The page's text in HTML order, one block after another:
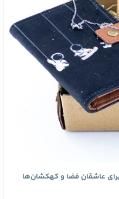
عاشقان فضا و کهکشان‌ها